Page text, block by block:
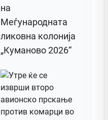
на
Меѓународната
ликовна колонија
„Куманово 2026“